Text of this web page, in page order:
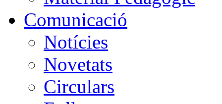
Comunicació
Notícies
Novetats
Circulars